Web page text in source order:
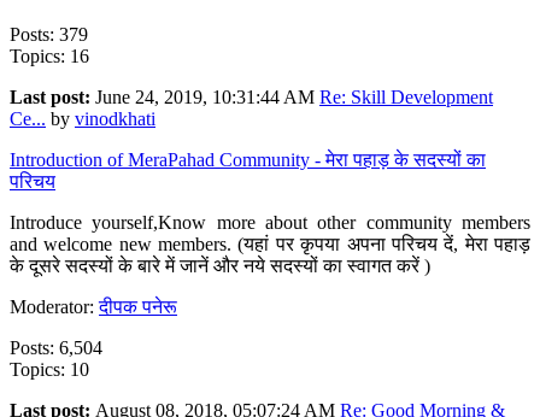
Posts: 379
Topics: 16
Last post: June 24, 2019, 10:31:44 AM Re: Skill Development
Ce... by vinodkhati
Introduction of MeraPahad Community - मेरा पहाड़ के सदस्यों का
परिचय
Introduce yourself,Know more about other community members
and welcome new members. (यहां पर कृपया अपना परिचय दें, मेरा पहाड़
के दूसरे सदस्यों के बारे में जानें और नये सदस्यों का स्वागत करें )
Moderator:दीपक पनेरू
Posts: 6,504
Topics: 10
Last post: August 08, 2018, 05:07:24 AM Re: Good Morning &